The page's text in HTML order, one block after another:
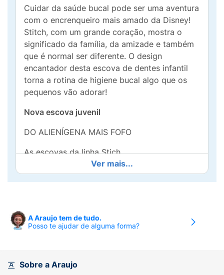
Cuidar da saúde bucal pode ser uma aventura
com o encrenqueiro mais amado da Disney!
Stitch, com um grande coração, mostra o
significado da família, da amizade e também
que é normal ser diferente. O design
encantador desta escova de dentes infantil
torna a rotina de higiene bucal algo que os
pequenos vão adorar!
Nova escova juvenil
DO ALIENÍGENA MAIS FOFO
As escovas da linha Stich
da Dentalclean possuem cerdas delicadas,
pontas arredondadas, cabo ergonômico e
escova de dente macia que não agride o
esmalte dentário e, ainda, proporcionando
Duas cores lindas
Ver mais...
A Araujo tem de tudo.
Posso te ajudar de alguma forma?
Sobre a Araujo